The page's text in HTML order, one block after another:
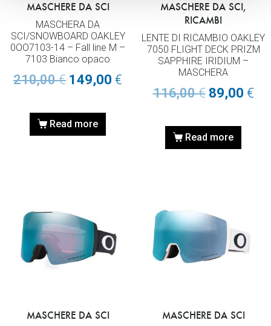
MASCHERE DA SCI
MASCHERA DA
SCI/SNOWBOARD OAKLEY
0OO7103-14 – Fall line M –
7103 Bianco opaco
210,00€ 149,00 €
Read more
MASCHERE DA SCI,
RICAMBI
LENTE DI RICAMBIO OAKLEY
7050 FLIGHT DECK PRIZM
SAPPHIRE IRIDIUM –
MASCHERA
116,00€ 89,00 €
Read more
MASCHERE DA SCI MASCHERE DA SCI